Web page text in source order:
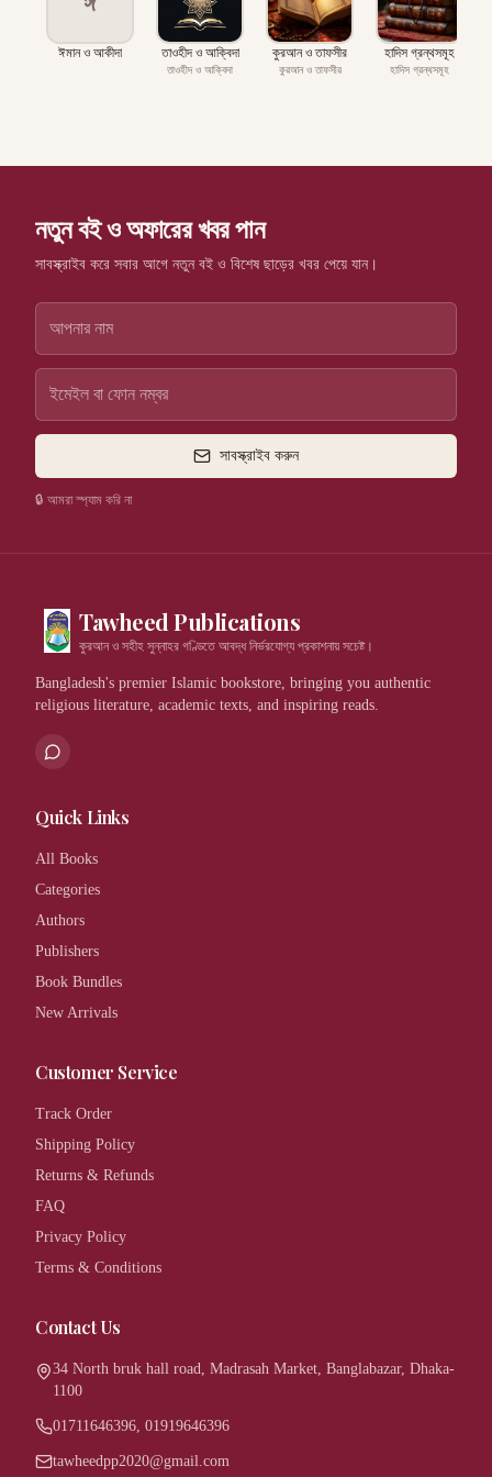
ঈমান ও আকীদা তাওহীদ ও আক্বিদা
তাওহীদ ও আক্বিদা
কুরআন ও তাফসীর
কুরআন ও তাফসীর
হাদিস গ্রন্থসমূহ
হাদিস গ্রন্থসমূহ
নতুন বই ও অফারের খবর পান
সাবস্ক্রাইব করে সবার আগে নতুন বই ও বিশেষ ছাড়ের খবর পেয়ে যান।
সাবস্ক্রাইব করুন
🔒 আমরা স্প্যাম করি না
Tawheed Publications
কুরআন ও সহীহ সুন্নাহর গণ্ডিতে আবদ্ধ নির্ভরযোগ্য প্রকাশনায় সচেষ্ট।
Bangladesh's premier Islamic bookstore, bringing you authentic
religious literature, academic texts, and inspiring reads.
Quick Links
All Books
Categories
Authors
Publishers
Book Bundles
New Arrivals
Customer Service
Track Order
Shipping Policy
Returns & Refunds
FAQ
Privacy Policy
Terms & Conditions
Contact Us
34 North bruk hall road, Madrasah Market, Banglabazar, Dhaka-
1100
01711646396, 01919646396
tawheedpp2020@gmail.com